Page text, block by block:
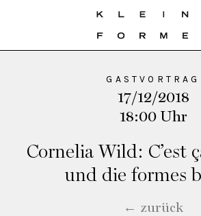
GASTVORTRAG
17/12/2018
18:00 Uhr
Cornelia Wild: C’est
und die formes
← zurück